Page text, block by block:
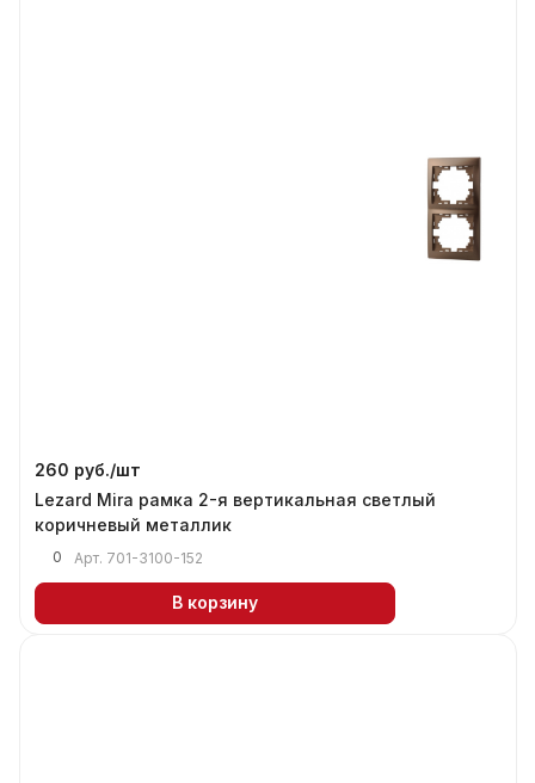
260 руб./шт
Lezard Mira рамка 2-я вертикальная светлый
коричневый металлик
0 Арт. 701-3100-152
В корзину